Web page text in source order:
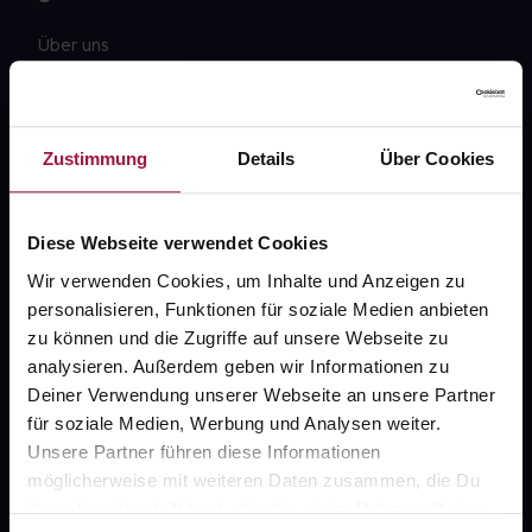
Zustimmung Details Über Cookies
Diese Webseite verwendet Cookies
Wir verwenden Cookies, um Inhalte und Anzeigen zu
personalisieren, Funktionen für soziale Medien anbieten
zu können und die Zugriffe auf unsere Webseite zu
analysieren. Außerdem geben wir Informationen zu
Deiner Verwendung unserer Webseite an unsere Partner
für soziale Medien, Werbung und Analysen weiter.
Unsere Partner führen diese Informationen
möglicherweise mit weiteren Daten zusammen, die Du
ihnen bereitgestellt hast oder die sie im Rahmen Deiner
Über uns
Newsletter
Sanitätshäuser
AGB
Impressum